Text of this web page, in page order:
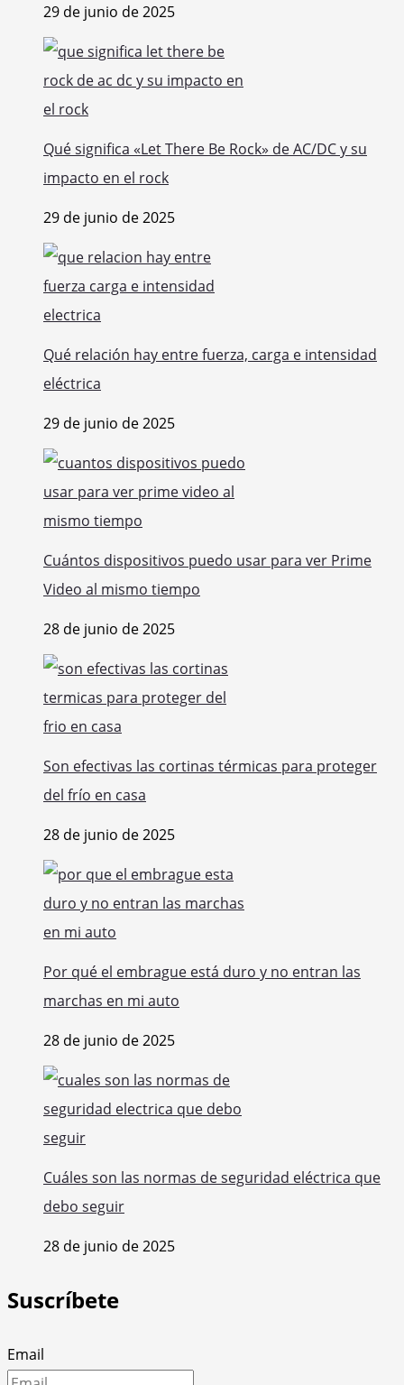
29 de junio de 2025
Qué significa «Let There Be Rock» de AC/DC y su
impacto en el rock
29 de junio de 2025
Qué relación hay entre fuerza, carga e intensidad
eléctrica
29 de junio de 2025
Cuántos dispositivos puedo usar para ver Prime
Video al mismo tiempo
28 de junio de 2025
Son efectivas las cortinas térmicas para proteger
del frío en casa
28 de junio de 2025
Por qué el embrague está duro y no entran las
marchas en mi auto
28 de junio de 2025
Cuáles son las normas de seguridad eléctrica que
debo seguir
28 de junio de 2025
Suscríbete
Email